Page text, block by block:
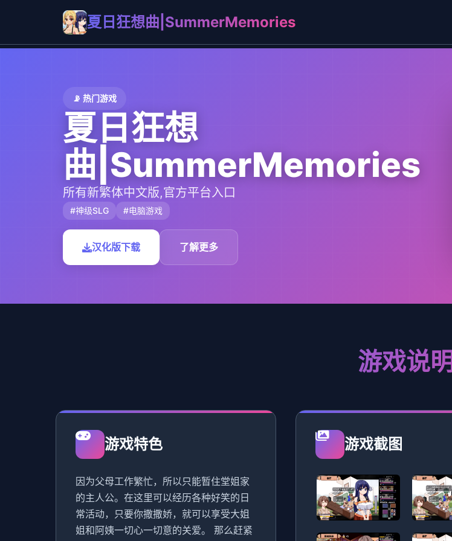
夏日狂想曲|SummerMemories
📡 热门游戏
夏日狂想
曲|SummerMemories
所有新繁体中文版,官方平台入口
#神级SLG #电脑游戏
汉化版下载 了解更多
游戏说明
游戏特色
因为父母工作繁忙，所以只能暂住堂姐家
的主人公。在这里可以经历各种好笑的日
常活动，只要你撒撒娇，就可以享受大姐
姐和阿姨一切心一切意的关爱。 那么赶紧
游戏截图